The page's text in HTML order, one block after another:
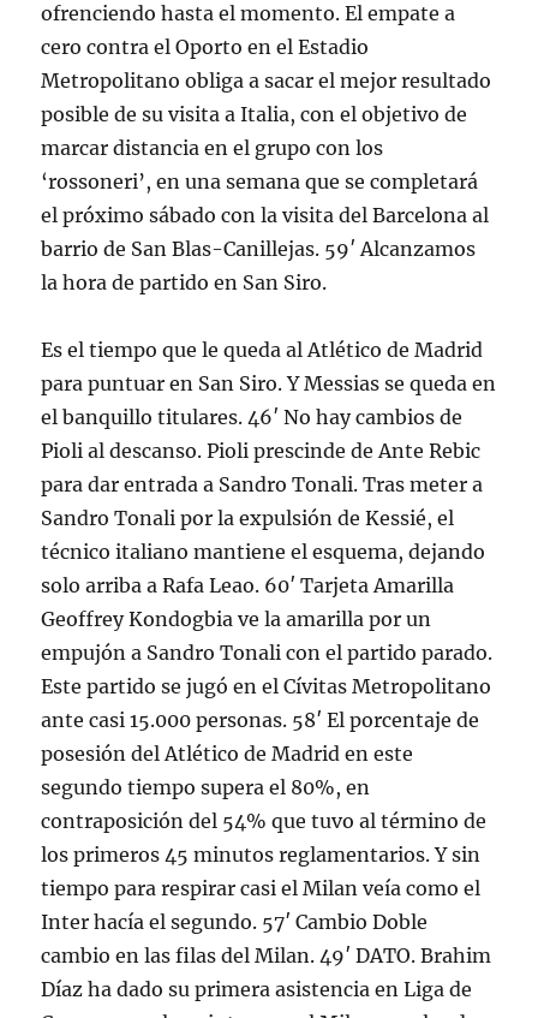
ofrenciendo hasta el momento. El empate a
cero contra el Oporto en el Estadio
Metropolitano obliga a sacar el mejor resultado
posible de su visita a Italia, con el objetivo de
marcar distancia en el grupo con los
‘rossoneri’, en una semana que se completará
el próximo sábado con la visita del Barcelona al
barrio de San Blas-Canillejas. 59′ Alcanzamos
la hora de partido en San Siro.
Es el tiempo que le queda al Atlético de Madrid
para puntuar en San Siro. Y Messias se queda en
el banquillo titulares. 46′ No hay cambios de
Pioli al descanso. Pioli prescinde de Ante Rebic
para dar entrada a Sandro Tonali. Tras meter a
Sandro Tonali por la expulsión de Kessié, el
técnico italiano mantiene el esquema, dejando
solo arriba a Rafa Leao. 60′ Tarjeta Amarilla
Geoffrey Kondogbia ve la amarilla por un
empujón a Sandro Tonali con el partido parado.
Este partido se jugó en el Cívitas Metropolitano
ante casi 15.000 personas. 58′ El porcentaje de
posesión del Atlético de Madrid en este
segundo tiempo supera el 80%, en
contraposición del 54% que tuvo al término de
los primeros 45 minutos reglamentarios. Y sin
tiempo para respirar casi el Milan veía como el
Inter hacía el segundo. 57′ Cambio Doble
cambio en las filas del Milan. 49′ DATO. Brahim
Díaz ha dado su primera asistencia en Liga de